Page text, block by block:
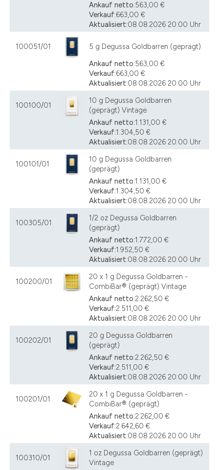
Ankauf netto:563,00 €
Verkauf:663,00 €
Aktualisiert:08.08.2026 20:00 Uhr
100051/01
5 g Degussa Goldbarren (geprägt)
Ankauf netto:563,00 €
Verkauf:663,00 €
Aktualisiert:08.08.2026 20:00 Uhr
100100/01
10 g Degussa Goldbarren
(geprägt) Vintage
Ankauf netto:1.131,00 €
Verkauf:1.304,50 €
Aktualisiert:08.08.2026 20:00 Uhr
100101/01
10 g Degussa Goldbarren
(geprägt)
Ankauf netto:1.131,00 €
Verkauf:1.304,50 €
Aktualisiert:08.08.2026 20:00 Uhr
100305/01
1/2 oz Degussa Goldbarren
(geprägt)
Ankauf netto:1.772,00 €
Verkauf:1.952,50 €
Aktualisiert:08.08.2026 20:00 Uhr
100200/01
20 x 1 g Degussa Goldbarren -
CombiBar® (geprägt) Vintage
Ankauf netto:2.262,50 €
Verkauf:2.511,00 €
Aktualisiert:08.08.2026 20:00 Uhr
100202/01
20 g Degussa Goldbarren
(geprägt)
Ankauf netto:2.262,50 €
Verkauf:2.511,00 €
Aktualisiert:08.08.2026 20:00 Uhr
100201/01
20 x 1 g Degussa Goldbarren -
CombiBar® (geprägt)
Ankauf netto:2.262,00 €
Verkauf:2.642,60 €
Aktualisiert:08.08.2026 20:00 Uhr
100310/01
1 oz Degussa Goldbarren (geprägt)
Vintage